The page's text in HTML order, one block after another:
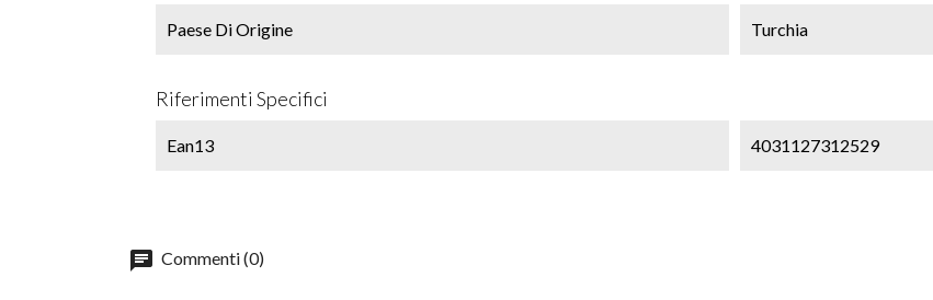
Paese Di Origine Turchia
Riferimenti Specifici
Ean13 4031127312529
chat Commenti (0)